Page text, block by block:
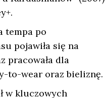
tempa po
pojawiła się na
pracowała dla
to-wear oraz bieliznę.
w kluczowych